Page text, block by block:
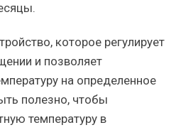
которое регулирует
и позволяет
на определенное
полезно, чтобы
температуру в